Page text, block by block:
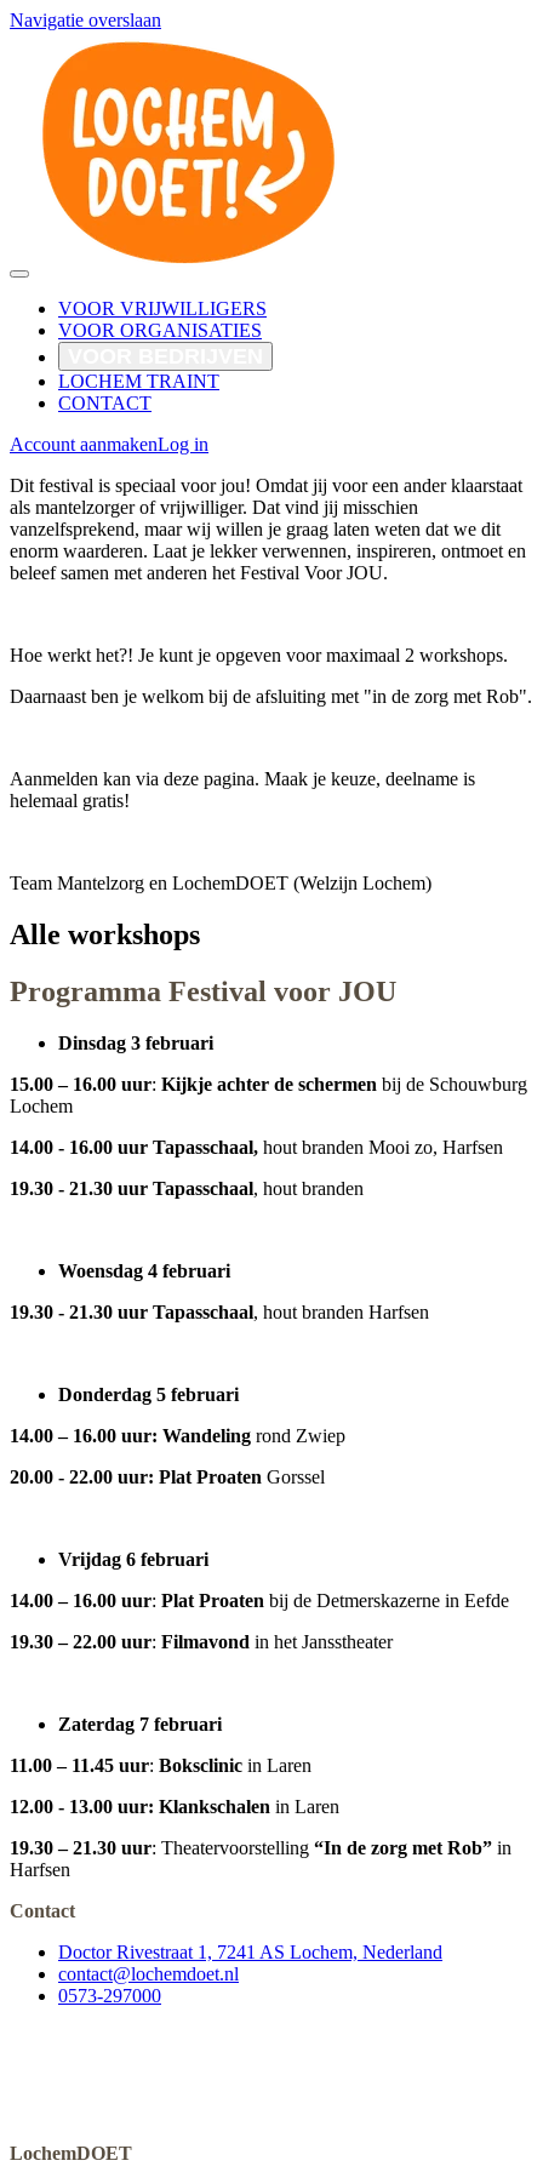
Navigatie overslaan
VOOR VRIJWILLIGERS
VOOR ORGANISATIES
LOCHEM TRAINT
CONTACT
Account aanmakenLog in
Dit festival is speciaal voor jou! Omdat jij voor een ander klaarstaat
als mantelzorger of vrijwilliger. Dat vind jij misschien
vanzelfsprekend, maar wij willen je graag laten weten dat we dit
enorm waarderen. Laat je lekker verwennen, inspireren, ontmoet en
beleef samen met anderen het Festival Voor JOU.
Hoe werkt het?! Je kunt je opgeven voor maximaal 2 workshops.
Daarnaast ben je welkom bij de afsluiting met "in de zorg met Rob".
Aanmelden kan via deze pagina. Maak je keuze, deelname is
helemaal gratis!
Team Mantelzorg en LochemDOET (Welzijn Lochem)
Alle workshops
Programma Festival voor JOU
Dinsdag 3 februari
15.00 – 16.00 uur: Kijkje achter de schermen bij de Schouwburg
Lochem
14.00 - 16.00 uur Tapasschaal, hout branden Mooi zo, Harfsen
19.30 - 21.30 uur Tapasschaal, hout branden
Woensdag 4 februari
19.30 - 21.30 uur Tapasschaal, hout branden Harfsen
Donderdag 5 februari
14.00 – 16.00 uur: Wandeling rond Zwiep
20.00 - 22.00 uur: Plat Proaten Gorssel
Vrijdag 6 februari
14.00 – 16.00 uur: Plat Proaten bij de Detmerskazerne in Eefde
19.30 – 22.00 uur: Filmavond in het Jansstheater
Zaterdag 7 februari
11.00 – 11.45 uur: Boksclinic in Laren
12.00 - 13.00 uur: Klankschalen in Laren
19.30 – 21.30 uur: Theatervoorstelling “In de zorg met Rob” in
Harfsen
Contact
Doctor Rivestraat 1, 7241 AS Lochem, Nederland
contact@lochemdoet.nl
0573-297000
LochemDOET